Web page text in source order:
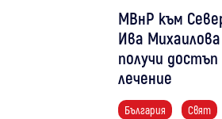
МВнР към
Ива
получи
лечение
България Свят